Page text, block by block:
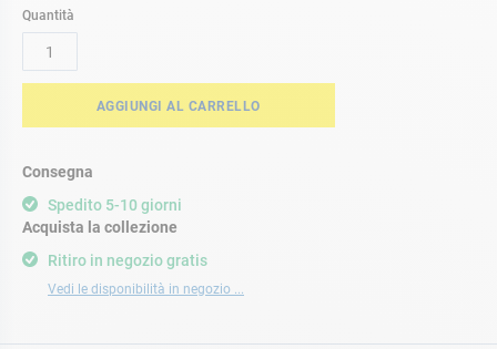
Quantità
AGGIUNGI AL CARRELLO
Consegna
Spedito 5-10 giorni
Ritiro in negozio gratis
Vedi le disponibilità in negozio ...
Acquista la collezione